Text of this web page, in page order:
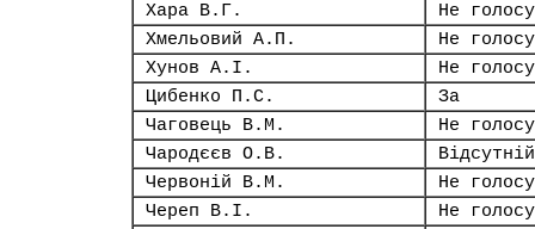
Хара В.Г.
Не
Хмельовий А.П.
Не
Хунов А.І.
Не
Цибенко П.С.
За
Чаговець В.М.
Не
Чародєєв О.В.
Відсутній
Червоній В.М.
Не
Череп В.І.
Не